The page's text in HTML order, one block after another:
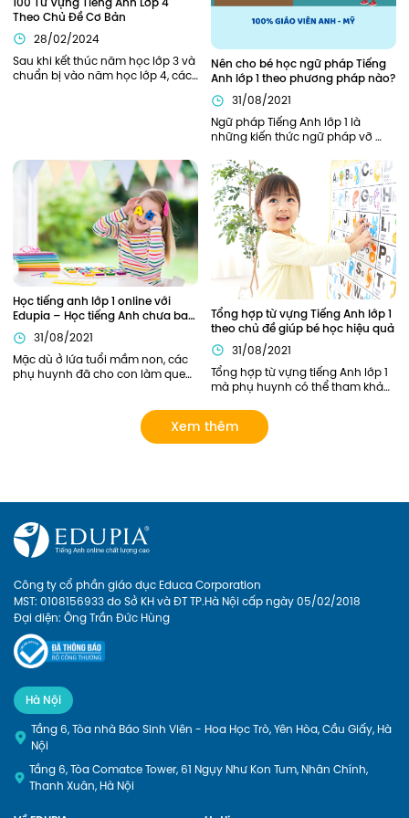
Theo Chủ Đề Cơ Bản
28/02/2024
Sau khi kết thúc năm học lớp 3 và
chuẩn bị vào năm học lớp 4, các
vựng tiếng Anh lớp 4 cũng đóng
vai trò quan trọng xuyên suốt
toàn bộ chương trình học tiếng
Anh lớp 4 của các bạn nhỏ.
Nên cho bé học ngữ pháp Tiếng
Anh lớp 1 theo phương pháp nào?
31/08/2021
Ngữ pháp Tiếng Anh lớp 1 là
những kiến thức ngữ pháp vỡ
chinh phục Tiếng Anh của bé. Vì
là nền tảng đầu tiên nên phần
kiến thức này cần được củng cố
chắc chắn. Vậy nên áp dụng
phương pháp nào để trẻ có thể
nắm chắc ngữ pháp Tiếng Anh
ngay từ khi học lớp 1?
Học tiếng anh lớp 1 online với
Edupia – Học tiếng Anh chưa bao
giờ thú vị đến thế!
31/08/2021
Mặc dù ở lứa tuổi mầm non, các
phụ huynh đã cho con làm quen
tuy nhiên chỉ dừng lại ở mức làm
quen mà chưa có lộ trình bài bản
rõ ràng. Giờ đây, phụ huynh có
cho con hứng thú với việc học
ngoại ngữ. Hãy xem Edupia sẽ
mang đến cho con những điều
thú vị gì nhé
Tổng hợp từ vựng Tiếng Anh lớp 1
theo chủ đề giúp bé học hiệu quả
31/08/2021
Tổng hợp từ vựng tiếng Anh lớp 1
mà phụ huynh có thể tham khảo.
chọn các khóa học của Edupia
để cập nhật cho con hệ thống từ
vựng đầy đủ và bài bản nhất!
Xem thêm
Công ty cổ phần giáo dục Educa Corporation
MST: 0108156933 do Sở KH và ĐT TP.Hà Nội cấp ngày 05/02/2018
Đại diện: Ông Trần Đức Hùng
Hà Nội
Tầng 6, Tòa nhà Báo Sinh Viên - Hoa Học Trò, Yên Hòa, Cầu Giấy, Hà
Nội
Tầng 6, Tòa Comatce Tower, 61 Ngụy Như Kon Tum, Nhân Chính,
Thanh Xuân, Hà Nội